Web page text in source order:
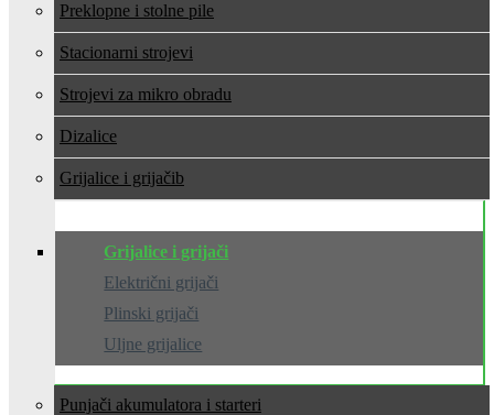
Preklopne i stolne pile
Stacionarni strojevi
Strojevi za mikro obradu
Dizalice
Grijalice i grijači
Grijalice i grijači
Električni grijači
Plinski grijači
Uljne grijalice
Punjači akumulatora i starteri